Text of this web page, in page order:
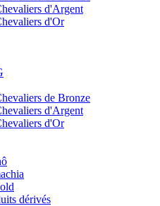
d'Argent
d'Or
de Bronze
d'Argent
d'Or
dérivés